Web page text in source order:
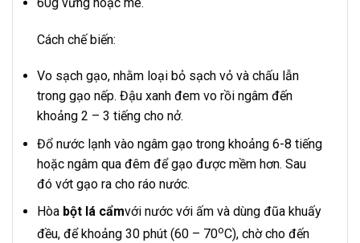
Cách chế biến:
Vo sạch gạo, nhằm loại bỏ sạch vỏ và chấu lẫn
trong gạo nếp. Đậu xanh đem vo rồi ngâm đến
khoảng 2 – 3 tiếng cho nở.
Đổ nước lạnh vào ngâm gạo trong khoảng 6-8 tiếng
hoặc ngâm qua đêm để gạo được mềm hơn. Sau
đó vớt gạo ra cho ráo nước.
Hòa bột lá cẩmvới nước với ấm và dùng đũa khuấy
đều, để khoảng 30 phút (60 – 70oC), chờ cho đến